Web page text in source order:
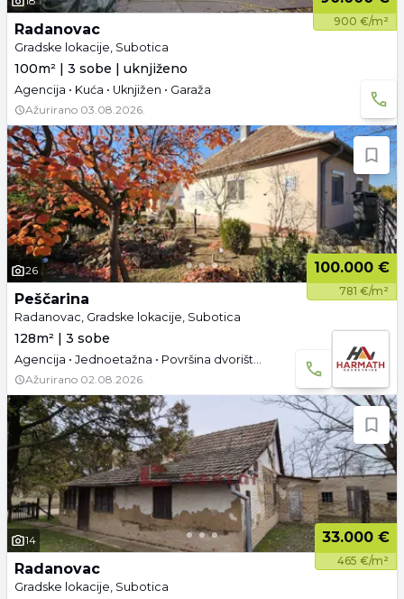
900 €/m²
Radanovac
Gradske lokacije, Subotica
100m² | 3 sobe | uknjiženo
Agencija • Kuća • Uknjižen • Garaža
Ažurirano 03.08.2026.
26 100.000 €
781 €/m²
Peščarina
Radanovac, Gradske lokacije, Subotica
128m² | 3 sobe
Agencija • Jednoetažna • Površina dvorišta: 664 a • Namešteno • Tavan • Video
Ažurirano 02.08.2026.
14 33.000 €
465 €/m²
Radanovac
Gradske lokacije, Subotica